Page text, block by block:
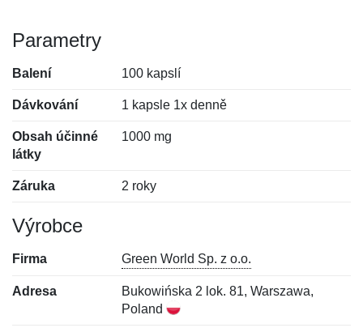
Parametry
Balení 100 kapslí
Dávkování 1 kapsle 1x denně
Obsah účinné
látky
1000 mg
Záruka 2 roky
Výrobce
Firma Green World Sp. z o.o.
Adresa
Bukowińska 2 lok. 81, Warszawa,
Poland